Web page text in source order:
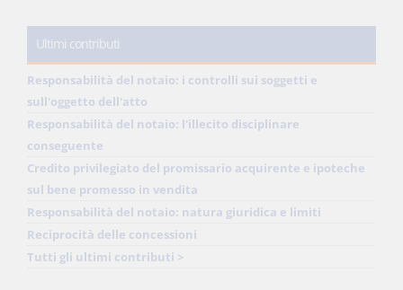
Ultimi contributi
Responsabilità del notaio: i controlli sui soggetti e
sull'oggetto dell'atto
Responsabilità del notaio: l'illecito disciplinare
conseguente
Credito privilegiato del promissario acquirente e ipoteche
sul bene promesso in vendita
Responsabilità del notaio: natura giuridica e limiti
Reciprocità delle concessioni
Tutti gli ultimi contributi >